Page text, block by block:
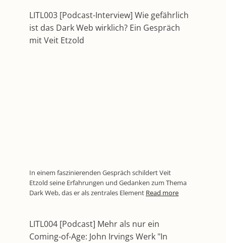
LITL003 [Podcast-Interview] Wie gefährlich
ist das Dark Web wirklich? Ein Gespräch
mit Veit Etzold
In einem faszinierenden Gespräch schildert Veit
Etzold seine Erfahrungen und Gedanken zum Thema
Dark Web, das er als zentrales Element Read more
LITL004 [Podcast] Mehr als nur ein
Coming-of-Age: John Irvings Werk "In